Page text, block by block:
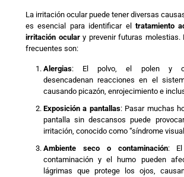
La irritación ocular puede tener diversas
es esencial para identificar el tratamiento
irritación oculary prevenir futuras molestias.
frecuentes son:
Alergias: El polvo, el polen y
desencadenan reacciones en el
causando picazón, enrojecimiento e
Exposición a pantallas: Pasar muchas
pantalla sin descansos puede
irritación, conocido como “síndrome
Ambiente seco o contaminación:
contaminación y el humo pueden
lágrimas que protege los ojos,